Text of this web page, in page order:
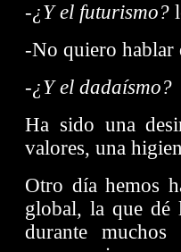
-¿Y el futurismo?
-No quiero hablar
-¿Y el dadaísmo?
Ha sido una
valores, una
Otro día hemos
global, la que dé
durante muchos